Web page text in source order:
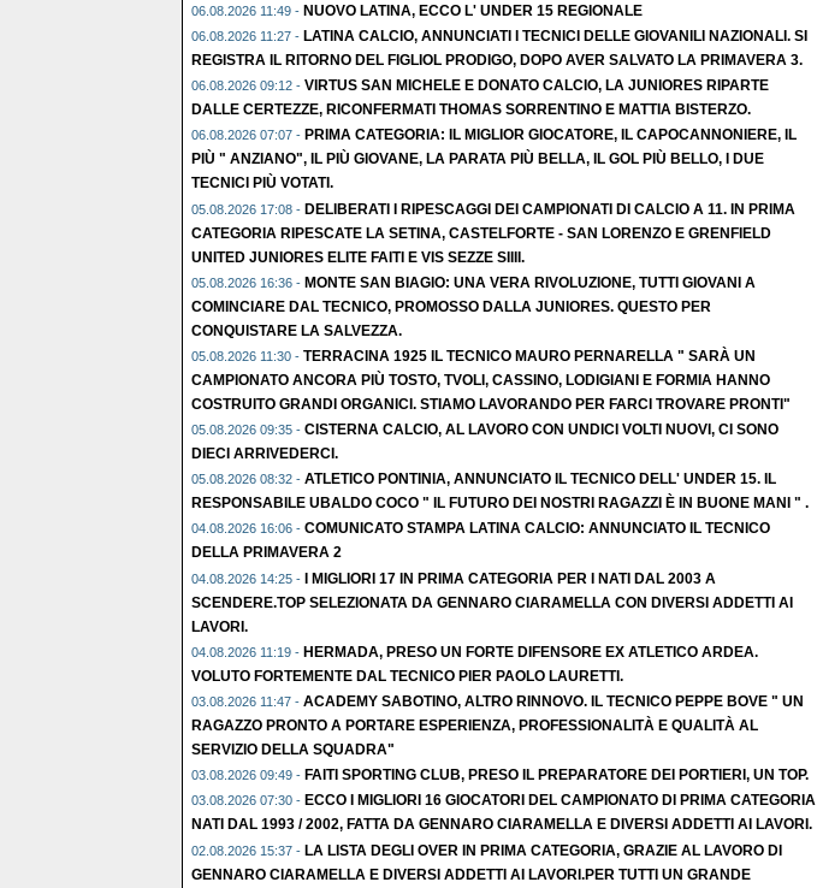
06.08.2026 11:49 - NUOVO LATINA, ECCO L' UNDER 15 REGIONALE
06.08.2026 11:27 - LATINA CALCIO, ANNUNCIATI I TECNICI DELLE GIOVANILI NAZIONALI. SI
REGISTRA IL RITORNO DEL FIGLIOL PRODIGO, DOPO AVER SALVATO LA PRIMAVERA 3.
06.08.2026 09:12 - VIRTUS SAN MICHELE E DONATO CALCIO, LA JUNIORES RIPARTE
DALLE CERTEZZE, RICONFERMATI THOMAS SORRENTINO E MATTIA BISTERZO.
06.08.2026 07:07 - PRIMA CATEGORIA: IL MIGLIOR GIOCATORE, IL CAPOCANNONIERE, IL
PIÙ " ANZIANO", IL PIÙ GIOVANE, LA PARATA PIÙ BELLA, IL GOL PIÙ BELLO, I DUE
TECNICI PIÙ VOTATI.
05.08.2026 17:08 - DELIBERATI I RIPESCAGGI DEI CAMPIONATI DI CALCIO A 11. IN PRIMA
CATEGORIA RIPESCATE LA SETINA, CASTELFORTE - SAN LORENZO E GRENFIELD
UNITED JUNIORES ELITE FAITI E VIS SEZZE SIIII.
05.08.2026 16:36 - MONTE SAN BIAGIO: UNA VERA RIVOLUZIONE, TUTTI GIOVANI A
COMINCIARE DAL TECNICO, PROMOSSO DALLA JUNIORES. QUESTO PER
CONQUISTARE LA SALVEZZA.
05.08.2026 11:30 - TERRACINA 1925 IL TECNICO MAURO PERNARELLA " SARÀ UN
CAMPIONATO ANCORA PIÙ TOSTO, TVOLI, CASSINO, LODIGIANI E FORMIA HANNO
COSTRUITO GRANDI ORGANICI. STIAMO LAVORANDO PER FARCI TROVARE PRONTI"
05.08.2026 09:35 - CISTERNA CALCIO, AL LAVORO CON UNDICI VOLTI NUOVI, CI SONO
DIECI ARRIVEDERCI.
05.08.2026 08:32 - ATLETICO PONTINIA, ANNUNCIATO IL TECNICO DELL' UNDER 15. IL
RESPONSABILE UBALDO COCO " IL FUTURO DEI NOSTRI RAGAZZI È IN BUONE MANI " .
04.08.2026 16:06 - COMUNICATO STAMPA LATINA CALCIO: ANNUNCIATO IL TECNICO
DELLA PRIMAVERA 2
04.08.2026 14:25 - I MIGLIORI 17 IN PRIMA CATEGORIA PER I NATI DAL 2003 A
SCENDERE.TOP SELEZIONATA DA GENNARO CIARAMELLA CON DIVERSI ADDETTI AI
LAVORI.
04.08.2026 11:19 - HERMADA, PRESO UN FORTE DIFENSORE EX ATLETICO ARDEA.
VOLUTO FORTEMENTE DAL TECNICO PIER PAOLO LAURETTI.
03.08.2026 11:47 - ACADEMY SABOTINO, ALTRO RINNOVO. IL TECNICO PEPPE BOVE " UN
RAGAZZO PRONTO A PORTARE ESPERIENZA, PROFESSIONALITÀ E QUALITÀ AL
SERVIZIO DELLA SQUADRA"
03.08.2026 09:49 - FAITI SPORTING CLUB, PRESO IL PREPARATORE DEI PORTIERI, UN TOP.
03.08.2026 07:30 - ECCO I MIGLIORI 16 GIOCATORI DEL CAMPIONATO DI PRIMA CATEGORIA
NATI DAL 1993 / 2002, FATTA DA GENNARO CIARAMELLA E DIVERSI ADDETTI AI LAVORI.
02.08.2026 15:37 - LA LISTA DEGLI OVER IN PRIMA CATEGORIA, GRAZIE AL LAVORO DI
GENNARO CIARAMELLA E DIVERSI ADDETTI AI LAVORI.PER TUTTI UN GRANDE